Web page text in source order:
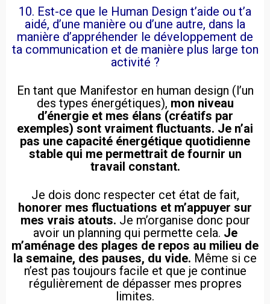
10. Est-ce que le Human Design t’aide ou t’a
aidé, d’une manière ou d’une autre, dans la
manière d’appréhender le développement de
ta communication et de manière plus large ton
activité ?
En tant que Manifestor en human design (l’un
des types énergétiques), mon niveau
d’énergie et mes élans (créatifs par
exemples) sont vraiment fluctuants. Je n’ai
pas une capacité énergétique quotidienne
stable qui me permettrait de fournir un
travail constant.
Je dois donc respecter cet état de fait,
honorer mes fluctuations et m’appuyer sur
mes vrais atouts. Je m’organise donc pour
avoir un planning qui permette cela. Je
m’aménage des plages de repos au milieu de
la semaine, des pauses, du vide. Même si ce
n’est pas toujours facile et que je continue
régulièrement de dépasser mes propres
limites.